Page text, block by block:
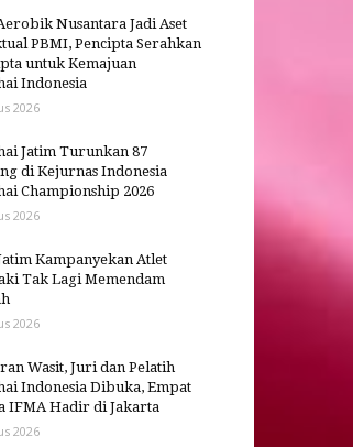
Nusantara Jadi Aset
PBMI, Pencipta Serahkan
untuk Kemajuan
Indonesia
2026
Jatim Turunkan 87
di Kejurnas Indonesia
Championship 2026
2026
Kampanyekan Atlet
Tak Lagi Memendam
2026
Wasit, Juri dan Pelatih
Indonesia Dibuka, Empat
IFMA Hadir di Jakarta
2026